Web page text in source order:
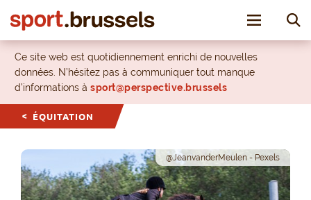
Toggle
Ce site web est quotidiennement enrichi de nouvelles
données. N’hésitez pas à communiquer tout manque
d’informations à sport@perspective.brussels
ÉQUITATION
@JeanvanderMeulen - Pexels